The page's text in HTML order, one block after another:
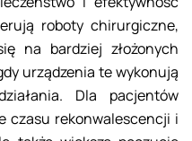
roboty chirurgiczne,
na bardziej złożonych
urządzenia te wykonują
Dla pacjentów
czasu rekonwalescencji i